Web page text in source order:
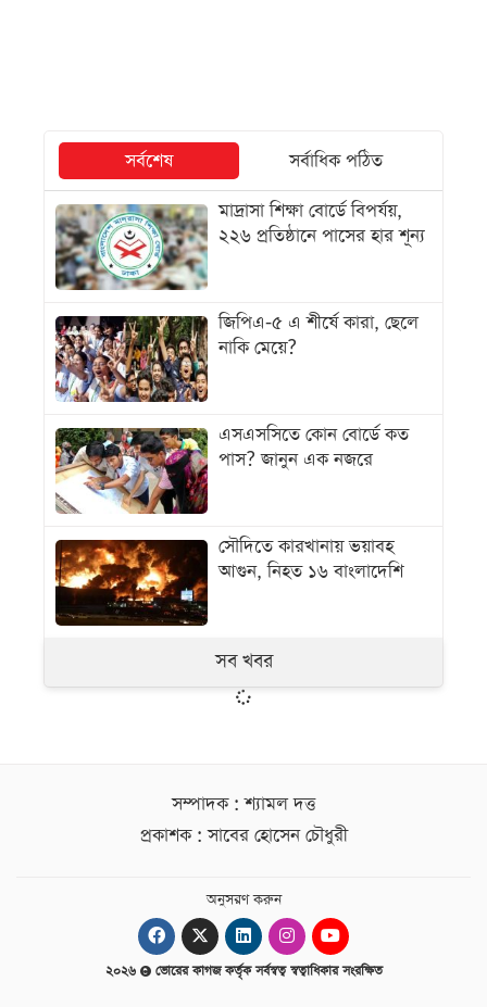
সর্বশেষ
সর্বাধিক পঠিত
মাদ্রাসা শিক্ষা বোর্ডে বিপর্যয়,
২২৬ প্রতিষ্ঠানে পাসের হার শূন্য
জিপিএ-৫ এ শীর্ষে কারা, ছেলে
নাকি মেয়ে?
এসএসসিতে কোন বোর্ডে কত
পাস? জানুন এক নজরে
সৌদিতে কারখানায় ভয়াবহ
আগুন, নিহত ১৬ বাংলাদেশি
সব খবর
সম্পাদক : শ্যামল দত্ত
প্রকাশক : সাবের হোসেন চৌধুরী
অনুসরণ করুন
২০২৬ ভোরের কাগজ কর্তৃক সর্বস্বত্ব স্বত্বাধিকার সংরক্ষিত